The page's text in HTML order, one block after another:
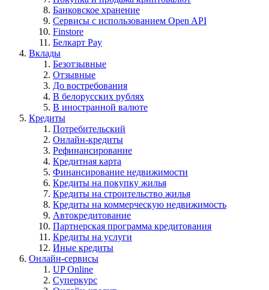
Банковское хранение
Сервисы с использованием Open API
Finstore
Белкарт Pay
Вклады
Безотзывные
Отзывные
До востребования
В белорусских рублях
В иностранной валюте
Кредиты
Потребительский
Онлайн-кредиты
Рефинансирование
Кредитная карта
Финансирование недвижимости
Кредиты на покупку жилья
Кредиты на строительство жилья
Кредиты на коммерческую недвижимость
Автокредитование
Партнерская программа кредитования
Кредиты на услуги
Иные кредиты
Онлайн-сервисы
UP Online
Суперкурс